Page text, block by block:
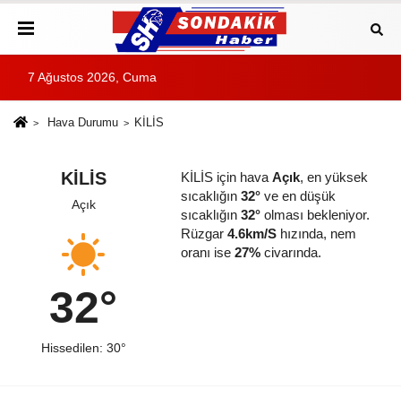
7 Ağustos 2026, Cuma
Hava Durumu KİLİS
KİLİS
Açık
32°
Hissedilen: 30°
KİLİS için hava Açık, en yüksek
sıcaklığın 32°ve en düşük
sıcaklığın 32°olması bekleniyor.
Rüzgar 4.6km/Shızında, nem
oranı ise 27%civarında.